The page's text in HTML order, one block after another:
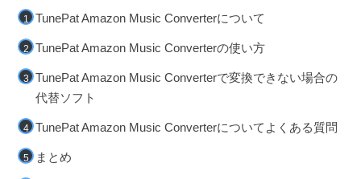
TunePat Amazon Music Converterについて
TunePat Amazon Music Converterの使い方
TunePat Amazon Music Converterで変換できない場合の
代替ソフト
TunePat Amazon Music Converterについてよくある質問
まとめ